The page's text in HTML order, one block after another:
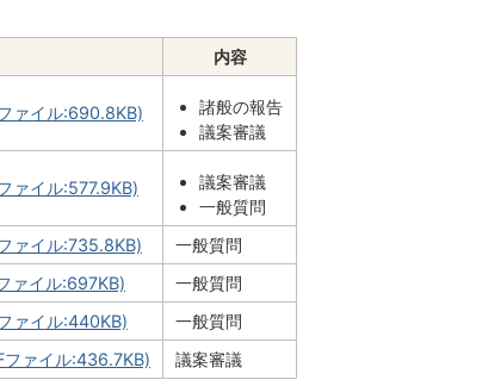
内容
ァイル:690.8KB)
諸般の報告
議案審議
ァイル:577.9KB)
議案審議
一般質問
ァイル:735.8KB)
一般質問
ァイル:697KB)
一般質問
ァイル:440KB)
一般質問
ァイル:436.7KB)
議案審議